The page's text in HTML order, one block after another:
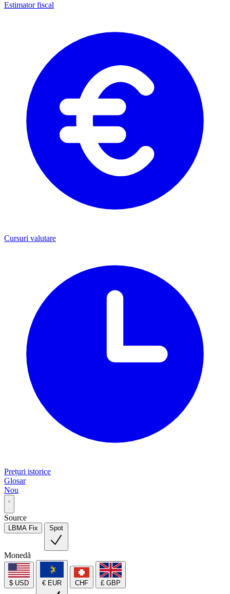
Estimator fiscal
Cursuri valutare
Prețuri istorice
Glosar
Nou
Source
LBMA Fix Spot
Monedă
$ USD € EUR CHF £ GBP